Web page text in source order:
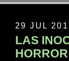
29 JUL
LAS
HORROR